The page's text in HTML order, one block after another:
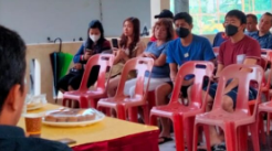
di
Lingga
Viral Promo Spa
Tampilkan Wanita
Berpakaian Minim,
Polisi dan Disparbud
Batam Turun Tangan ‎